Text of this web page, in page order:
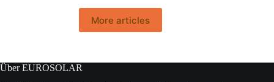
More articles
Über EUROSOLAR